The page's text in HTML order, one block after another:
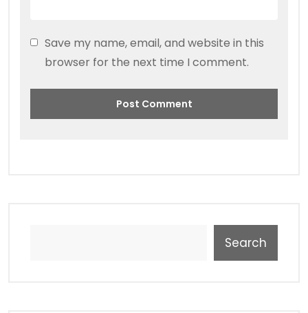
Save my name, email, and website in this
browser for the next time I comment.
Search